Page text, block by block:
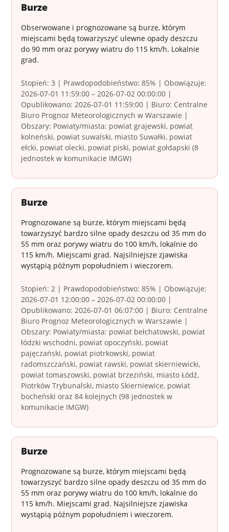
Burze
Obserwowane i prognozowane są burze, którym
miejscami będą towarzyszyć ulewne opady deszczu
do 90 mm oraz porywy wiatru do 115 km/h. Lokalnie
grad.
Stopień: 3 | Prawdopodobieństwo: 85% | Obowiązuje:
2026-07-01 11:59:00 – 2026-07-02 00:00:00 |
Opublikowano: 2026-07-01 11:59:00 | Biuro: Centralne
Biuro Prognoz Meteorologicznych w Warszawie |
Obszary: Powiaty/miasta: powiat grajewski, powiat
kolneński, powiat suwalski, miasto Suwałki, powiat
ełcki, powiat olecki, powiat piski, powiat gołdapski (8
jednostek w komunikacie IMGW)
Burze
Prognozowane są burze, którym miejscami będą
towarzyszyć bardzo silne opady deszczu od 35 mm do
55 mm oraz porywy wiatru do 100 km/h, lokalnie do
115 km/h. Miejscami grad. Najsilniejsze zjawiska
wystąpią późnym popołudniem i wieczorem.
Stopień: 2 | Prawdopodobieństwo: 85% | Obowiązuje:
2026-07-01 12:00:00 – 2026-07-02 00:00:00 |
Opublikowano: 2026-07-01 06:07:00 | Biuro: Centralne
Biuro Prognoz Meteorologicznych w Warszawie |
Obszary: Powiaty/miasta: powiat bełchatowski, powiat
łódzki wschodni, powiat opoczyński, powiat
pajęczański, powiat piotrkowski, powiat
radomszczański, powiat rawski, powiat skierniewicki,
powiat tomaszowski, powiat brzeziński, miasto Łódź,
Piotrków Trybunalski, miasto Skierniewice, powiat
bocheński oraz 84 kolejnych (98 jednostek w
komunikacie IMGW)
Burze
Prognozowane są burze, którym miejscami będą
towarzyszyć bardzo silne opady deszczu od 35 mm do
55 mm oraz porywy wiatru do 100 km/h, lokalnie do
115 km/h. Miejscami grad. Najsilniejsze zjawiska
wystąpią późnym popołudniem i wieczorem.